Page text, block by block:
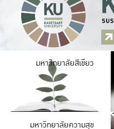
มหาวิทยาลัยสีเขียว
มหาวิทยาลัยความสุข